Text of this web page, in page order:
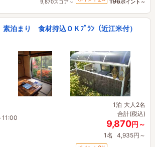
9,870スコア～ ポイント～
泊まり 食材持込ＯＫﾌﾟﾗﾝ（近江米付）
11:00
1泊 大人2名
合計(税込)
9,870円～
1名 4,935円～